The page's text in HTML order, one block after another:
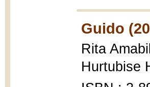
Guido
Rita
Hurtubise